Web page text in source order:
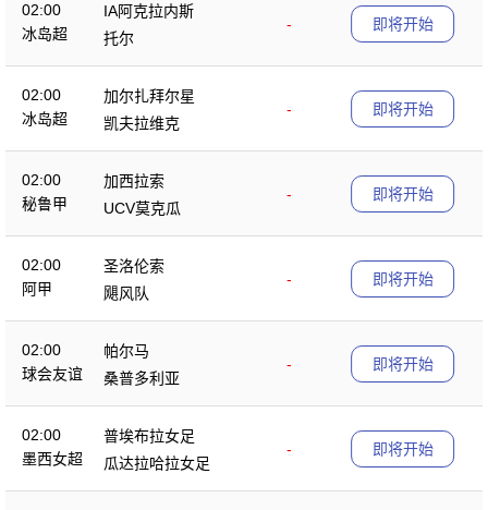
02:00
冰岛超
IA阿克拉内斯
-
托尔
即将开始
02:00
冰岛超
加尔扎拜尔星
-
凯夫拉维克
即将开始
02:00
秘鲁甲
加西拉索
-
UCV莫克瓜
即将开始
02:00
阿甲
圣洛伦索
-
飓风队
即将开始
02:00
球会友谊
帕尔马
-
桑普多利亚
即将开始
02:00
墨西女超
普埃布拉女足
-
瓜达拉哈拉女足
即将开始